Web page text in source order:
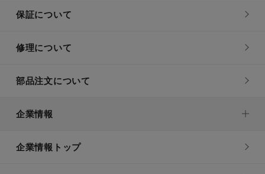
保証について
修理について
部品注文について
企業情報
企業情報トップ